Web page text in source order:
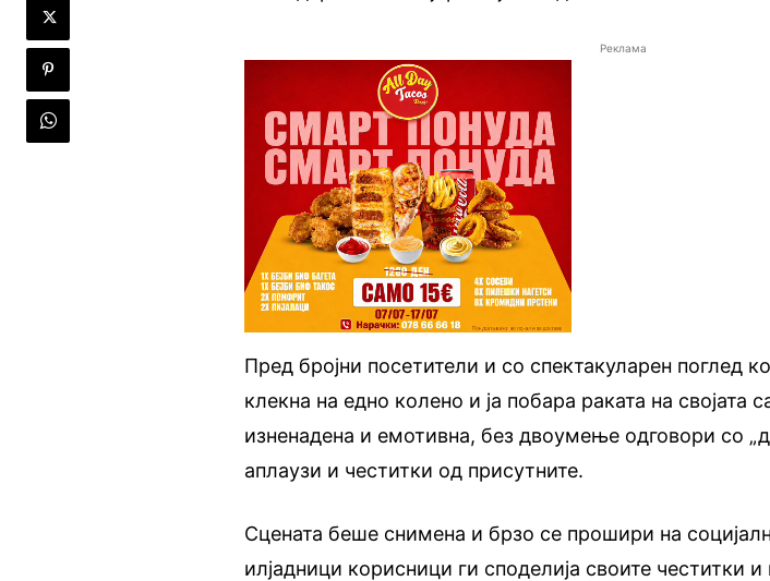
Реклама
Пред бројни посетители и со спектакуларен поглед
клекна на едно колено и ја побара раката на својата
изненадена и емотивна, без двоумење одговори со
аплаузи и честитки од присутните.
Сцената беше снимена и брзо се прошири на
илјадници корисници ги споделија своите честитки